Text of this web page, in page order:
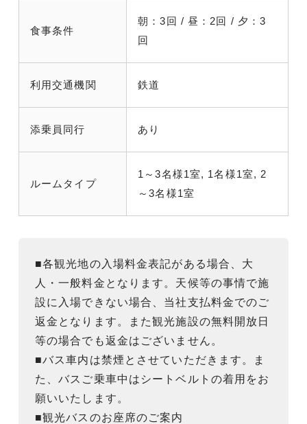
食事条件
朝：3回 / 昼：2回 / 夕：3
回
利用交通機関 鉄道
添乗員同行 あり
ルームタイプ
1～3名様1室, 1名様1室, 2
～3名様1室
■各観光地の入場料金表記がある場合、大
人・一般料金となります。天候等の事情で施
設に入場できない場合、当社支払料金でのご
返金となります。また観光施設の無料開放日
等の場合でも返金はございません。
■バス車内は禁煙とさせていただきます。ま
た、バスご乗車中はシートベルトの着用をお
願いいたします。
■観光バスのお座席のご案内